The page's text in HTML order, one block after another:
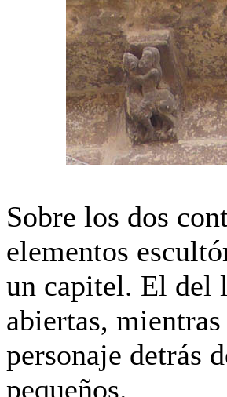
Sobre los dos
elementos
un capitel. El del
abiertas,
personaje detrás
pequeños.